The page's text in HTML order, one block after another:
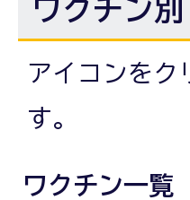
ワクチン別
アイコンをク
す。
ワクチン一覧